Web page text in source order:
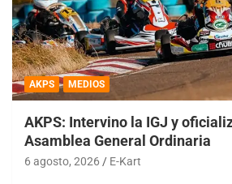
AKPS MEDIOS
AKPS: Intervino la IGJ y
Asamblea General Ordinaria
6 agosto, 2026 E-Kart